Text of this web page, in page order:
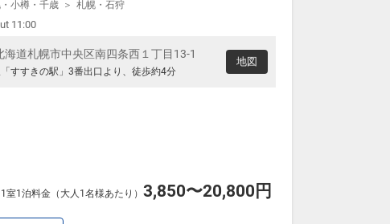
へのメッセージ」に人数・年齢を必ず入力してください。
ります。
小樽・千歳 札幌・石狩
11:00
海道札幌市中央区南四条西１丁目13-1
すすきの駅」3番出口より、徒歩約4分
地図
室1泊料金（大人1名様あたり） 3,850〜20,800円